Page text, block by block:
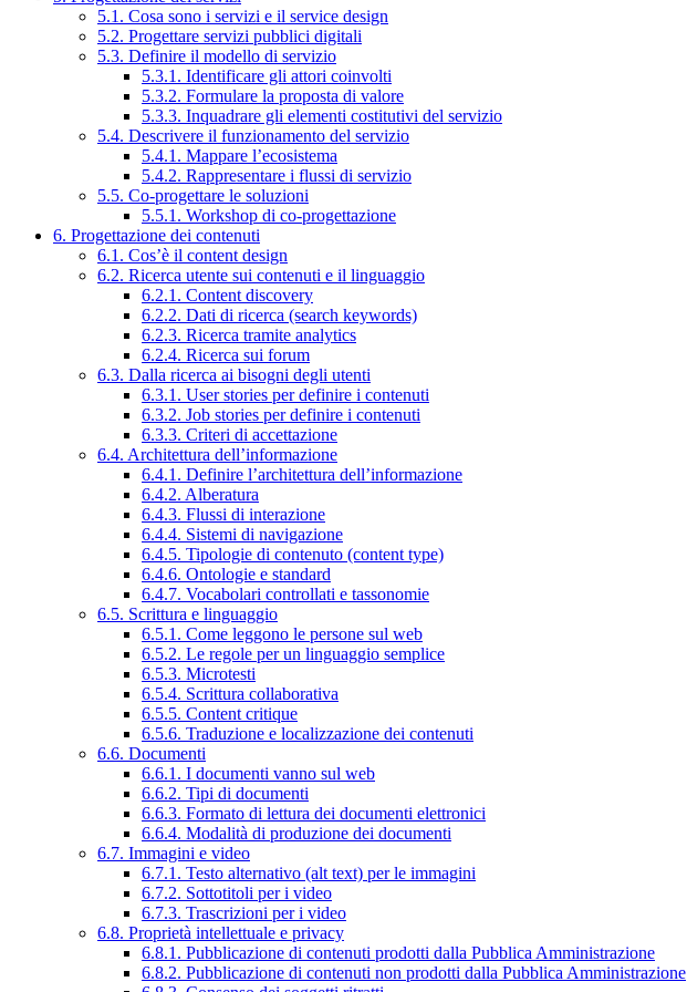
5.1. Cosa sono i servizi e il service design
5.2. Progettare servizi pubblici digitali
5.3. Definire il modello di servizio
5.3.1. Identificare gli attori coinvolti
5.3.2. Formulare la proposta di valore
5.3.3. Inquadrare gli elementi costitutivi del servizio
5.4. Descrivere il funzionamento del servizio
5.4.1. Mappare l’ecosistema
5.4.2. Rappresentare i flussi di servizio
5.5. Co-progettare le soluzioni
5.5.1. Workshop di co-progettazione
6. Progettazione dei contenuti
6.1. Cos’è il content design
6.2. Ricerca utente sui contenuti e il linguaggio
6.2.1. Content discovery
6.2.2. Dati di ricerca (search keywords)
6.2.3. Ricerca tramite analytics
6.2.4. Ricerca sui forum
6.3. Dalla ricerca ai bisogni degli utenti
6.3.1. User stories per definire i contenuti
6.3.2. Job stories per definire i contenuti
6.3.3. Criteri di accettazione
6.4. Architettura dell’informazione
6.4.1. Definire l’architettura dell’informazione
6.4.2. Alberatura
6.4.3. Flussi di interazione
6.4.4. Sistemi di navigazione
6.4.5. Tipologie di contenuto (content type)
6.4.6. Ontologie e standard
6.4.7. Vocabolari controllati e tassonomie
6.5. Scrittura e linguaggio
6.5.1. Come leggono le persone sul web
6.5.2. Le regole per un linguaggio semplice
6.5.3. Microtesti
6.5.4. Scrittura collaborativa
6.5.5. Content critique
6.5.6. Traduzione e localizzazione dei contenuti
6.6. Documenti
6.6.1. I documenti vanno sul web
6.6.2. Tipi di documenti
6.6.3. Formato di lettura dei documenti elettronici
6.6.4. Modalità di produzione dei documenti
6.7. Immagini e video
6.7.1. Testo alternativo (alt text) per le immagini
6.7.2. Sottotitoli per i video
6.7.3. Trascrizioni per i video
6.8. Proprietà intellettuale e privacy
6.8.1. Pubblicazione di contenuti prodotti dalla Pubblica Amministrazione
6.8.2. Pubblicazione di contenuti non prodotti dalla Pubblica Amministrazione